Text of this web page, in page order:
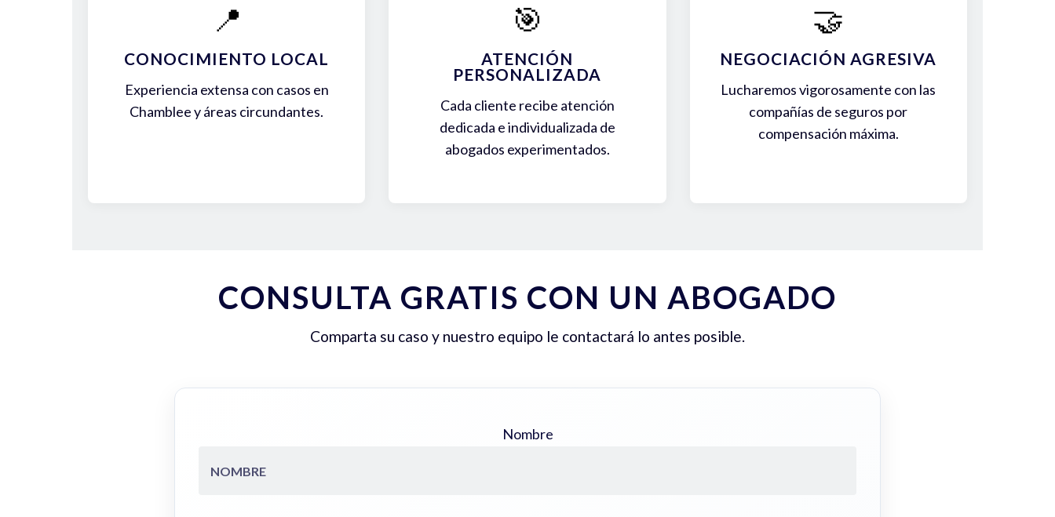
📍
CONOCIMIENTO LOCAL
Experiencia extensa con casos en
Chamblee y áreas circundantes.
🎯
ATENCIÓN
PERSONALIZADA
Cada cliente recibe atención
dedicada e individualizada de
abogados experimentados.
🤝
NEGOCIACIÓN AGRESIVA
Lucharemos vigorosamente con las
compañías de seguros por
compensación máxima.
CONSULTA GRATIS CON UN ABOGADO
Comparta su caso y nuestro equipo le contactará lo antes posible.
Nombre